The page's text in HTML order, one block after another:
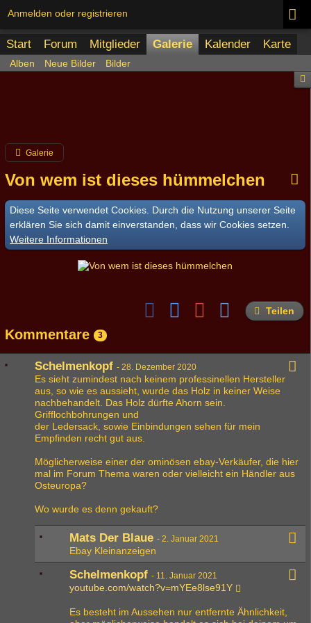
Anmelden oder registrieren
Start Forum Mitglieder Galerie Kalender Karte
Alben Neue Bilder Bilder
Galerie
Von wem ist dieses hümmelchen
Diese Seite verwendet Cookies. Durch die Nutzung unserer Seite
erklären Sie sich damit einverstanden, dass wir Cookies setzen.
Weitere Informationen
Teilen
Kommentare 3
Schelmenkopf - 28. Dezember 2020
Es sieht zumindest nach keinem professinellen Hersteller
aus, so wie es aussieht, wurde das Holz in keiner Weise
nachbehandelt. Das Holz dürfte Ahorn sein.
Grifflochbohrungen und
der Ledersack, sowie Einbindungen sehen für mein
Empfinden recht gut aus.
Möglicherweise einer der ominösen ebay-Verkäufer, die hier
mal im Forum Thema waren oder vielleicht ein Händler aus
Osteuropa?
Wo wurde es denn gekauft?
Mats Der Blaue - 2. Januar 2021
Ebay Kleinanzeigen
Schelmenkopf - 11. Januar 2021
youtube.com/watch?v=mYEe8lse91Y
Es besteht im Aussehen nur entfernte Ähnlichkeit,